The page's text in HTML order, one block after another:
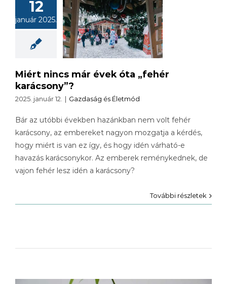
12
január 2025.
nincs már
„fehér
Miért nincs már évek óta „fehér
karácsony”?
2025. január 12. | Gazdaság és Életmód
Bár az utóbbi években hazánkban nem volt fehér
karácsony, az embereket nagyon mozgatja a kérdés,
hogy miért is van ez így, és hogy idén várható-e
havazás karácsonykor. Az emberek reménykednek, de
vajon fehér lesz idén a karácsony?
További részletek